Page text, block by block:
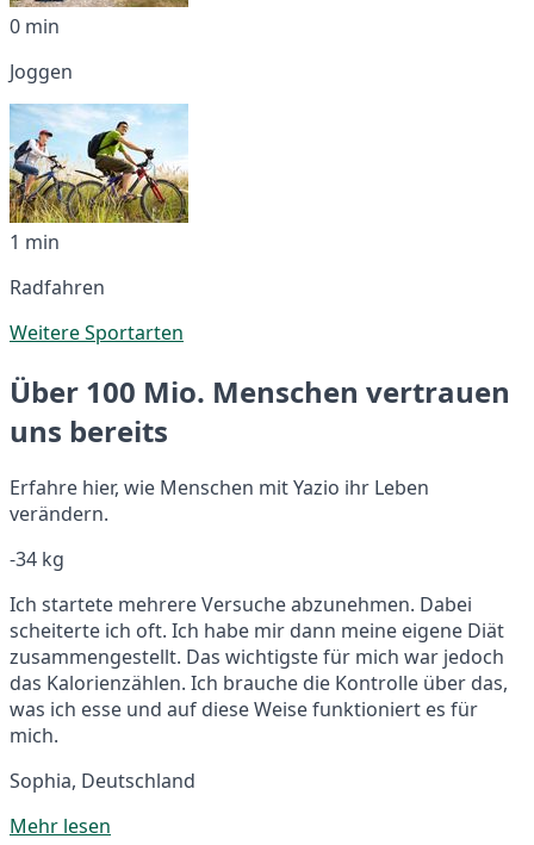
0 min
Joggen
1 min
Radfahren
Weitere Sportarten
Über 100 Mio. Menschen vertrauen
uns bereits
Erfahre hier, wie Menschen mit Yazio ihr Leben
verändern.
-34 kg
Ich startete mehrere Versuche abzunehmen. Dabei
scheiterte ich oft. Ich habe mir dann meine eigene Diät
zusammengestellt. Das wichtigste für mich war jedoch
das Kalorienzählen. Ich brauche die Kontrolle über das,
was ich esse und auf diese Weise funktioniert es für
mich.
Sophia, Deutschland
Mehr lesen